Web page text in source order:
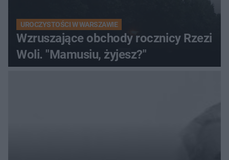
UROCZYSTOŚCI W WARSZAWIE
Wzruszające obchody rocznicy Rzezi
Woli. "Mamusiu, żyjesz?"